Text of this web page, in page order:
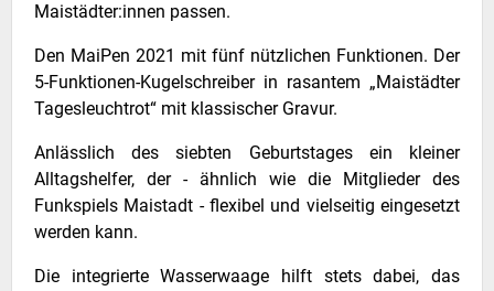
Maistädter:innen passen.
Den MaiPen 2021 mit fünf nützlichen Funktionen. Der
5-Funktionen-Kugelschreiber in rasantem „Maistädter
Tagesleuchtrot“ mit klassischer Gravur.
Anlässlich des siebten Geburtstages ein kleiner
Alltagshelfer, der - ähnlich wie die Mitglieder des
Funkspiels Maistadt - flexibel und vielseitig eingesetzt
werden kann.
Die integrierte Wasserwaage hilft stets dabei, das